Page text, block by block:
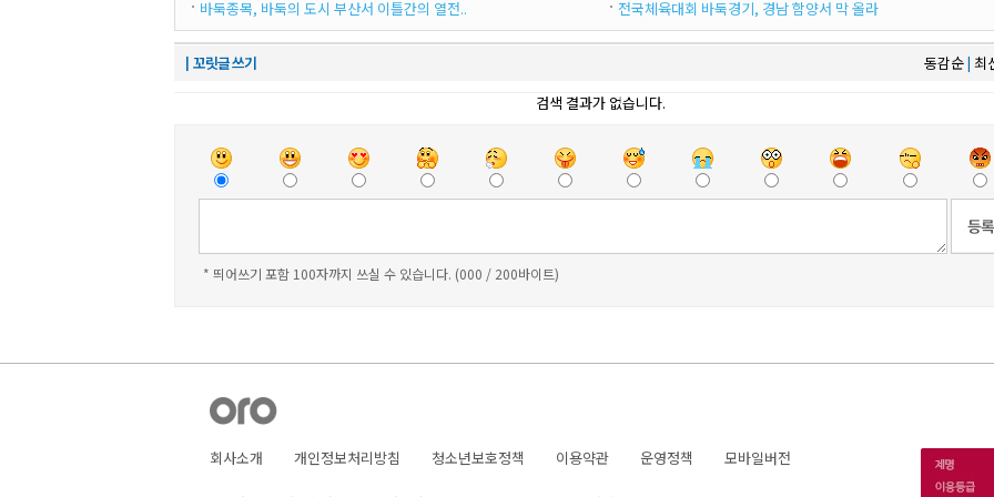
바둑종목, 바둑의 도시 부산서 이틀간의 열전.. 전국체육대회 바둑경기, 경남 함양서 막 올라
┃꼬릿글 쓰기 동감순| 최
검색 결과가 없습니다.
* 띄어쓰기 포함 100자까지 쓰실 수 있습니다. (000 / 200바이트)
회사소개 개인정보처리방침 청소년보호정책 이용약관 운영정책 모바일버전